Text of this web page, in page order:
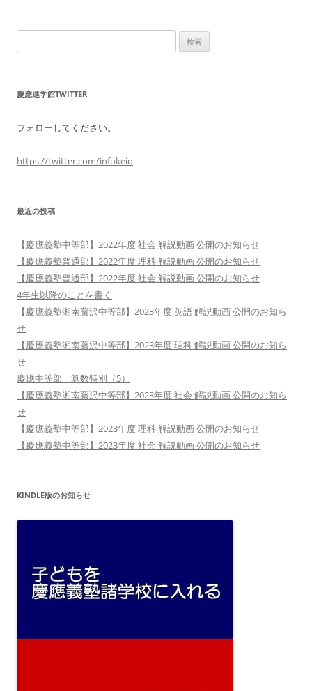
索:
慶應進学館TWITTER
フォローしてください。
https://twitter.com/infokeio
最近の投稿
【慶應義塾中等部】2022年度 社会 解説動画 公開のお知らせ
【慶應義塾普通部】2022年度 理科 解説動画 公開のお知らせ
【慶應義塾普通部】2022年度 社会 解説動画 公開のお知らせ
4年生以降のことを書く
【慶應義塾湘南藤沢中等部】2023年度 英語 解説動画 公開のお知ら
せ
【慶應義塾湘南藤沢中等部】2023年度 理科 解説動画 公開のお知ら
せ
慶應中等部 算数特別（5）
【慶應義塾湘南藤沢中等部】2023年度 社会 解説動画 公開のお知ら
せ
【慶應義塾中等部】2023年度 理科 解説動画 公開のお知らせ
【慶應義塾中等部】2023年度 社会 解説動画 公開のお知らせ
KINDLE版のお知らせ